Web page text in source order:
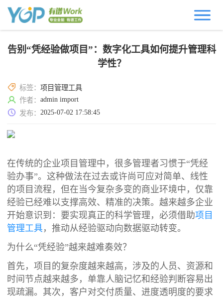
告别“凭经验做项目”：数字化工具如何提升管理科
学性？
标签：项目管理工具
作者：admin import
发布：2025-07-02 17:58:45
在传统的企业项目管理中，很多管理者习惯于“凭经
验办事”。这种做法在过去或许尚可应对简单、线性
的项目流程，但在当今复杂多变的商业环境中，仅靠
经验已经难以支撑高效、精准的决策。越来越多企业
开始意识到：要实现真正的科学管理，必须借助项目
管理工具 ，推动从经验驱动向数据驱动转变。
为什么“凭经验”越来越难奏效？
首先，项目的复杂度越来越高，涉及的人员、资源和
时间节点越来越多，单靠人脑记忆和经验判断容易出
现疏漏。其次，客户对交付质量、进度透明度的要求